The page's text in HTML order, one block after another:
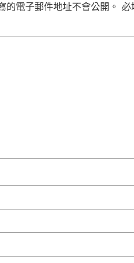
的電子郵件地址不會公開。 必